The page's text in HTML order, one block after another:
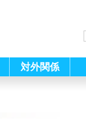
対外関係